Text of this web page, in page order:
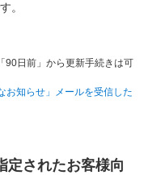
。
90日前」から更新手続きは可
お知らせ」メールを受信した
定されたお客様向